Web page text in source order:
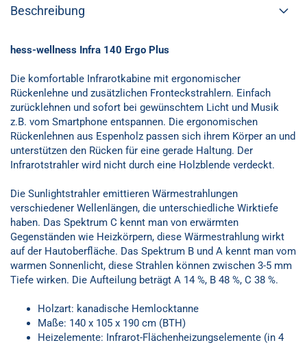
Beschreibung
hess-wellness Infra 140 Ergo Plus
Die komfortable Infrarotkabine mit ergonomischer
Rückenlehne und zusätzlichen Fronteckstrahlern. Einfach
zurücklehnen und sofort bei gewünschtem Licht und Musik
z.B. vom Smartphone entspannen. Die ergonomischen
Rückenlehnen aus Espenholz passen sich ihrem Körper an und
unterstützen den Rücken für eine gerade Haltung. Der
Infrarotstrahler wird nicht durch eine Holzblende verdeckt.
Die Sunlightstrahler emittieren Wärmestrahlungen
verschiedener Wellenlängen, die unterschiedliche Wirktiefe
haben. Das Spektrum C kennt man von erwärmten
Gegenständen wie Heizkörpern, diese Wärmestrahlung wirkt
auf der Hautoberfläche. Das Spektrum B und A kennt man vom
warmen Sonnenlicht, diese Strahlen können zwischen 3-5 mm
Tiefe wirken. Die Aufteilung beträgt A 14 %, B 48 %, C 38 %.
Holzart: kanadische Hemlocktanne
Maße: 140 x 105 x 190 cm (BTH)
Heizelemente: Infrarot-Flächenheizungselemente (in 4